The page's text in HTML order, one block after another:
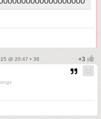
@ 20:47 • 38